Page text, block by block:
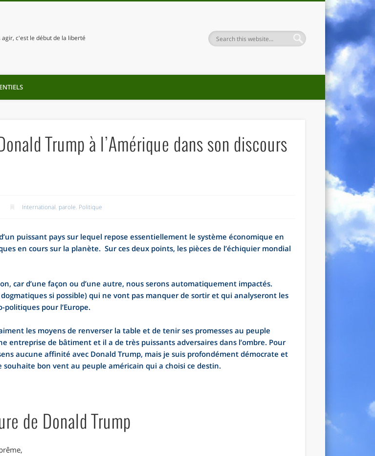
c'est le début de la liberté
Trump à l’Amérique dans son discours
International, parole, Politique
puissant pays sur lequel repose essentiellement le système économique en
en cours sur la planète. Sur ces deux points, les pièces de l’échiquier mondial
car d’une façon ou d’une autre, nous serons automatiquement impactés.
si possible) qui ne vont pas manquer de sortir et qui analyseront les
politiques pour l’Europe.
les moyens de renverser la table et de tenir ses promesses au peuple
entreprise de bâtiment et il a de très puissants adversaires dans l’ombre. Pour
aucune affinité avec Donald Trump, mais je suis profondément démocrate et
souhaite bon vent au peuple américain qui a choisi ce destin.
de Donald Trump